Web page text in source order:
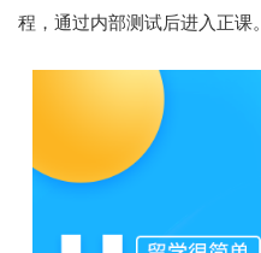
程，通过内部测试后进入正课。